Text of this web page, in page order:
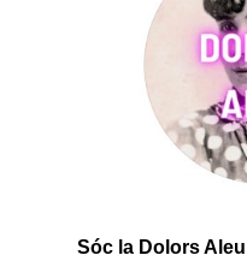
Sóc la Dolors Aleu